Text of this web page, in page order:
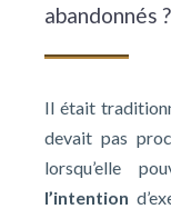
abandonnés ?
Il était
devait pas
lorsqu’elle
l’intention